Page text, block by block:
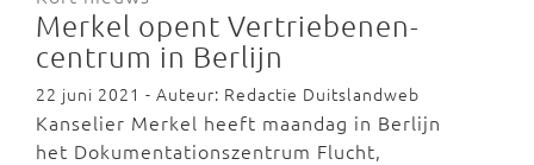
Merkel opent Vertriebenen-
centrum in Berlijn
22 juni 2021 - Auteur: Redactie Duitslandweb
Kanselier Merkel heeft maandag in Berlijn
het Dokumentationszentrum Flucht,